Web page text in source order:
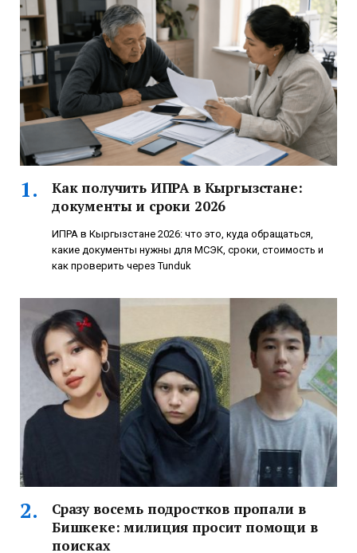
Как получить ИПРА в Кыргызстане:
документы и сроки 2026
ИПРА в Кыргызстане 2026: что это, куда обращаться,
какие документы нужны для МСЭК, сроки, стоимость и
как проверить через Tunduk
Сразу восемь подростков пропали в
Бишкеке: милиция просит помощи в
поисках